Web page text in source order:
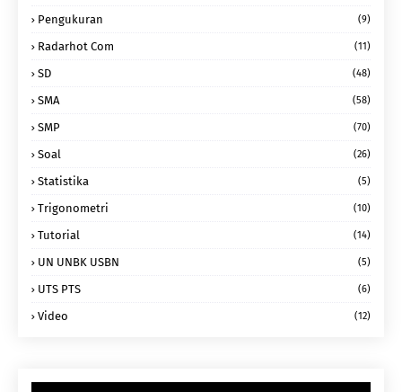
Pengukuran (9)
Radarhot Com (11)
SD (48)
SMA (58)
SMP (70)
Soal (26)
Statistika (5)
Trigonometri (10)
Tutorial (14)
UN UNBK USBN (5)
UTS PTS (6)
Video (12)